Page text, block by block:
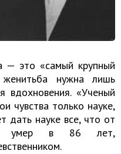
— это «самый крупный
нужна лишь
вдохновения. «Ученый
чувства только науке,
дать науке все, что от
умер в 86 лет,